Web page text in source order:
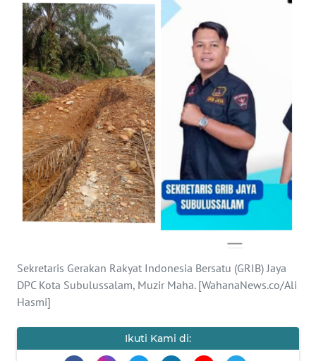
Sekretaris Gerakan Rakyat Indonesia Bersatu (GRIB) Jaya
DPC Kota Subulussalam, Muzir Maha. [WahanaNews.co/Ali
Hasmi]
Ikuti Kami di:
OPINI
PERISTIWA
Informasi
INDEKS
BERITA
KONTAK
KAMI
INFO
TENTANG
KAMI
PEDOMAN
SIBER